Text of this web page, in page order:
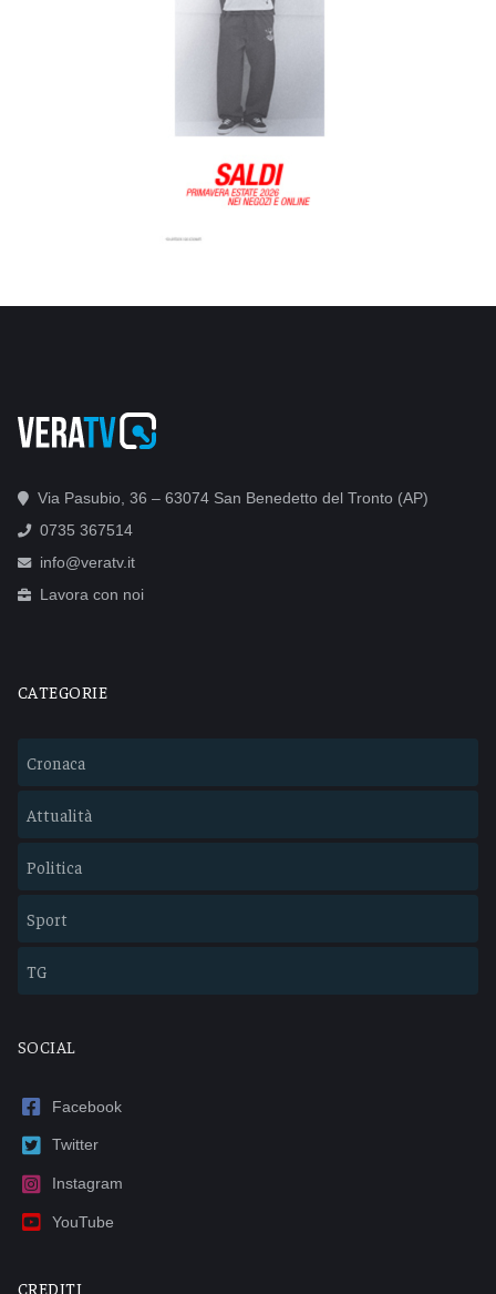
Via Pasubio, 36 – 63074 San Benedetto del Tronto (AP)
0735 367514
info@veratv.it
Lavora con noi
CATEGORIE
Cronaca
Attualità
Politica
Sport
TG
SOCIAL
Facebook
Twitter
Instagram
YouTube
CREDITI